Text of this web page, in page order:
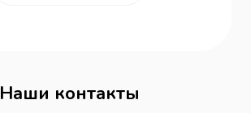
Наши контакты